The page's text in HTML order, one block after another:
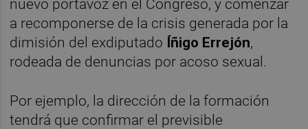
nuevo portavoz en el Congreso, y comenzar
a recomponerse de la crisis generada por la
dimisión del exdiputado Íñigo Errejón,
rodeada de denuncias por acoso sexual.
Por ejemplo, la dirección de la formación
tendrá que confirmar el previsible